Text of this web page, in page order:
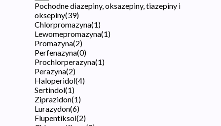
Pochodne diazepiny, oksazepiny, tiazepiny i
oksepiny(39)
Chlorpromazyna(1)
Lewomepromazyna(1)
Promazyna(2)
Perfenazyna(0)
Prochlorperazyna(1)
Perazyna(2)
Haloperidol(4)
Sertindol(1)
Ziprazidon(1)
Lurazydon(6)
Flupentiksol(2)